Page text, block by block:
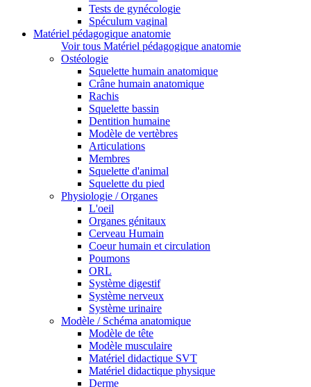
Tests de gynécologie
Spéculum vaginal
Matériel pédagogique anatomie
Voir tous Matériel pédagogique anatomie
Ostéologie
Squelette humain anatomique
Crâne humain anatomique
Rachis
Squelette bassin
Dentition humaine
Modèle de vertèbres
Articulations
Membres
Squelette d'animal
Squelette du pied
Physiologie / Organes
L'oeil
Organes génitaux
Cerveau Humain
Coeur humain et circulation
Poumons
ORL
Système digestif
Système nerveux
Système urinaire
Modèle / Schéma anatomique
Modèle de tête
Modèle musculaire
Matériel didactique SVT
Matériel didactique physique
Derme